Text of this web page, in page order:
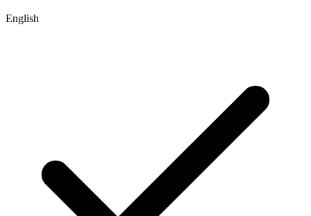
English